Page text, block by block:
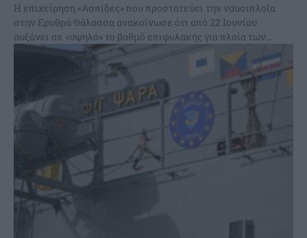
Η επιχείρηση «Ασπίδες» που προστατεύει την ναυσιπλοΐα
στην Ερυθρά Θάλασσα ανακοίνωσε ότι από 22 Ιουνίου
αυξάνει σε «υψηλό» το βαθμό επιφυλακής για πλοία των...